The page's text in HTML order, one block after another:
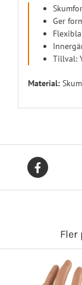
Ger
Tillval:
Material: